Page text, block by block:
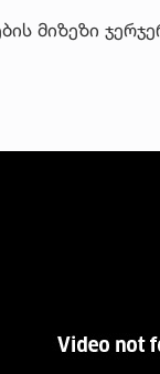
მიზეზი